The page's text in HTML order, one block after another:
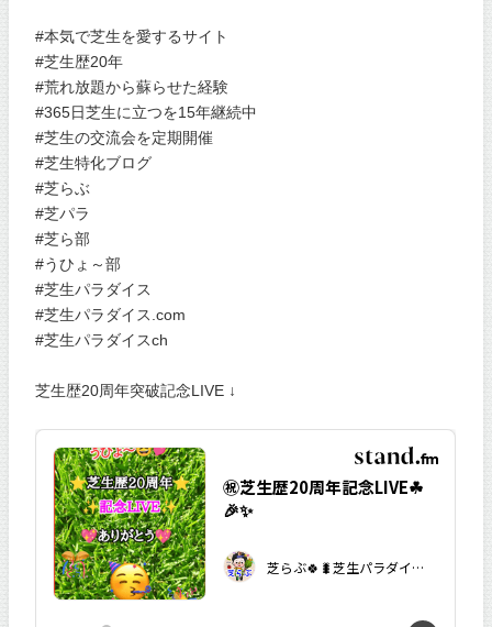
#本気で芝生を愛するサイト
#芝生歴20年
#荒れ放題から蘇らせた経験
#365日芝生に立つを15年継続中
#芝生の交流会を定期開催
#芝生特化ブログ
#芝らぶ
#芝パラ
#芝ら部
#うひょ～部
#芝生パラダイス
#芝生パラダイス.com
#芝生パラダイスch
芝生歴20周年突破記念LIVE ↓